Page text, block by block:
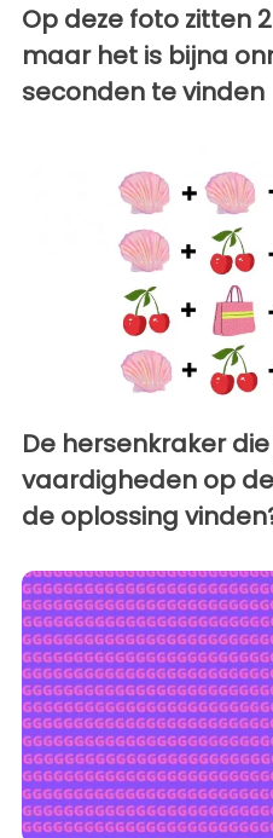
Op deze foto zitten
maar het is bijna
seconden te vinden
De hersenkraker
vaardigheden op
de oplossing